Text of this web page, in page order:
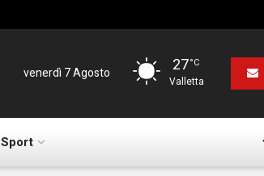
venerdì 7 Agosto 27°C
Valletta
Sport